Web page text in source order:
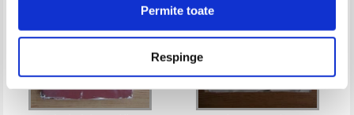
Permite toate
Respinge